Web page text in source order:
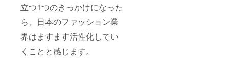
立つ1つのきっかけになった
ら、日本のファッション業
界はますます活性化してい
くことと感じます。